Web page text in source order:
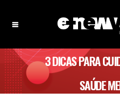
3 DICAS PARA
SAÚDE